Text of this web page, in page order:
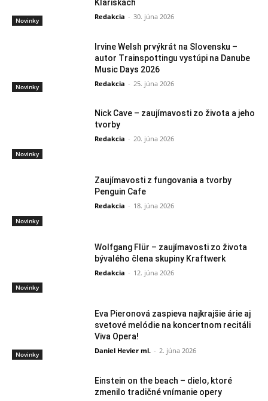
Novinky
Klariskách
Redakcia - 30. júna 2026
Novinky
Irvine Welsh prvýkrát na Slovensku –
autor Trainspottingu vystúpi na Danube
Music Days 2026
Redakcia - 25. júna 2026
Novinky
Nick Cave – zaujímavosti zo života a jeho
tvorby
Redakcia - 20. júna 2026
Novinky
Zaujímavosti z fungovania a tvorby
Penguin Cafe
Redakcia - 18. júna 2026
Novinky
Wolfgang Flür – zaujímavosti zo života
bývalého člena skupiny Kraftwerk
Redakcia - 12. júna 2026
Novinky
Eva Pieronová zaspieva najkrajšie árie aj
svetové melódie na koncertnom recitáli
Viva Opera!
Daniel Hevier ml. - 2. júna 2026
Einstein on the beach – dielo, ktoré
zmenilo tradičné vnímanie opery